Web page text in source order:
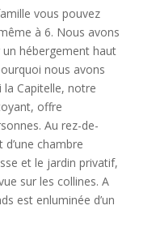
vous pouvez
à 6. Nous avons
hébergement haut
nous avons
la Capitelle, notre
offre
Au rez-de-
chambre
et le jardin privatif,
sur les collines. A
est enluminée d’un